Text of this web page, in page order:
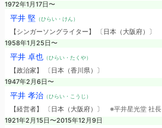
1972年1月17日〜
平井 堅（ひらい・けん）
【シンガーソングライター】 〔日本（大阪府）〕
1958年1月25日〜
平井 卓也（ひらい・たくや）
【政治家】 〔日本（香川県）〕
1947年2月6日〜
平井 孝治（ひらい・こうじ）
【経営者】 〔日本（大阪府）〕 ※平井星光堂 社長
1921年2月15日〜2015年12月9日